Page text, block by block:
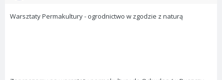
Warsztaty Permakultury - ogrodnictwo w zgodzie z naturą